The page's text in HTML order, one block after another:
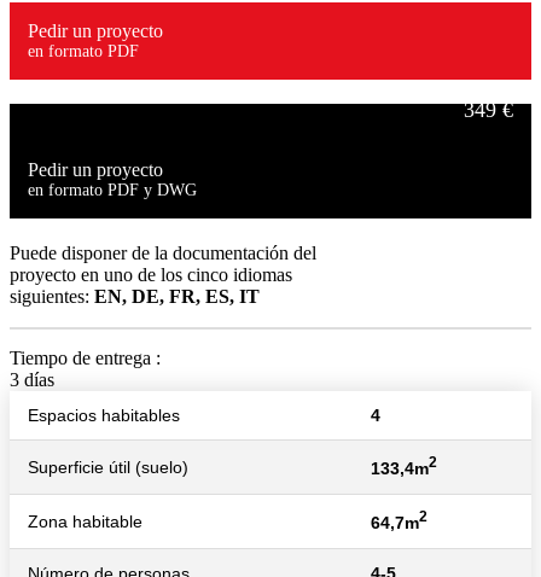
Pedir un proyecto
en formato PDF
349 €
Pedir un proyecto
en formato PDF y DWG
Puede disponer de la documentación del
proyecto en uno de los cinco idiomas
siguientes: EN, DE, FR, ES, IT
Tiempo de entrega :
3 días
Espacios habitables 4
Superficie útil (suelo) 133,4m2
Zona habitable 64,7m2
Número de personas 4-5